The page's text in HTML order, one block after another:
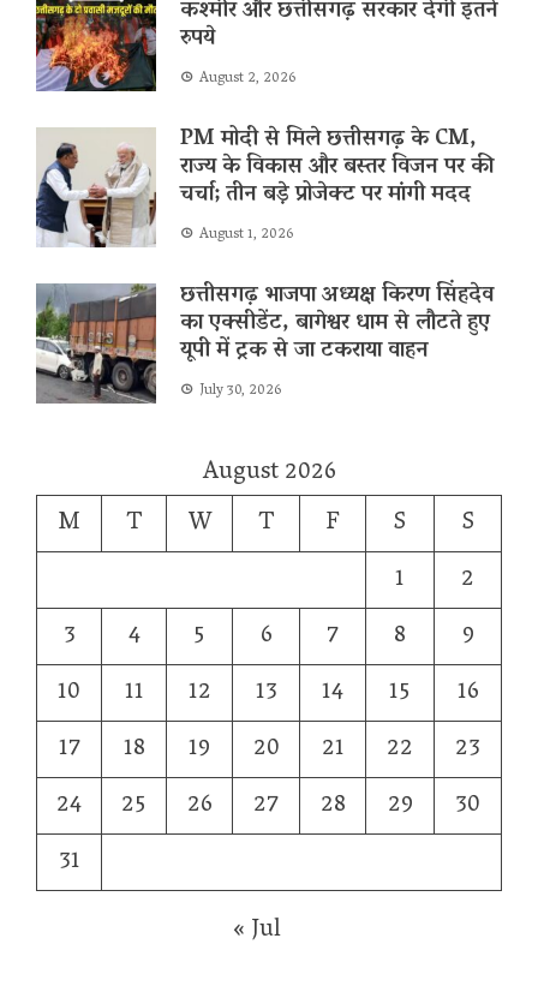
कश्मीर और छत्तीसगढ़ सरकार देगी इतने
रुपये
August 2, 2026
PM मोदी से मिले छत्तीसगढ़ के CM,
राज्य के विकास और बस्तर विजन पर की
चर्चा; तीन बड़े प्रोजेक्ट पर मांगी मदद
August 1, 2026
छत्तीसगढ़ भाजपा अध्यक्ष किरण सिंहदेव
का एक्सीडेंट, बागेश्वर धाम से लौटते हुए
यूपी में ट्रक से जा टकराया वाहन
July 30, 2026
August 2026
M
T W T F S
S
1
2
3
4 5 6 7 8
9
10
11 12 13 14 15
16
17
18 19 20 21 22
23
24
25 26 27 28 29
30
31
« Jul